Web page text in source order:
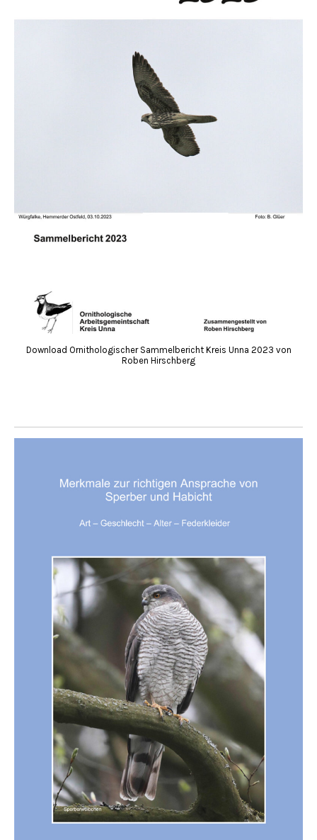
Download Ornithologischer Sammelbericht Kreis Unna 2023 von
Roben Hirschberg